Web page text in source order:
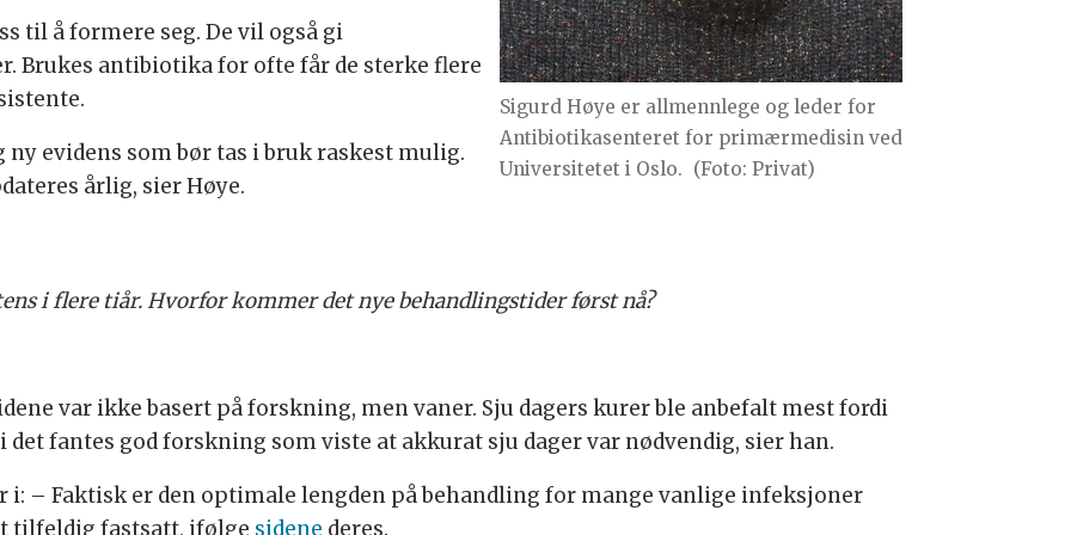
Sigurd Høye er allmennlege og leder for
Antibiotikasenteret for primærmedisin ved
Universitetet i Oslo. (Foto: Privat)
til å formere seg. De vil også gi
Brukes antibiotika for ofte får de sterke flere
evidens som bør tas i bruk raskest mulig.
årlig, sier Høye.
i flere tiår. Hvorfor kommer det nye behandlingstider først nå?
var ikke basert på forskning, men vaner. Sju dagers kurer ble anbefalt mest fordi
det fantes god forskning som viste at akkurat sju dager var nødvendig, sier han.
i: – Faktisk er den optimale lengden på behandling for mange vanlige infeksjoner
tilfeldig fastsatt, ifølge sidene deres.